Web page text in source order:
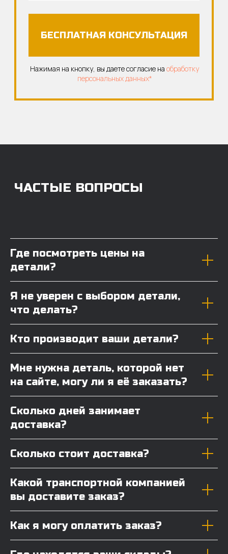
Где посмотреть цены на
детали?
Я не уверен с выбором детали,
что делать?
Кто производит ваши детали?
Мне нужна деталь, которой нет
на сайте, могу ли я её заказать?
Сколько дней занимает
доставка?
Сколько стоит доставка?
Какой транспортной компанией
вы доставите заказ?
Как я могу оплатить заказ?